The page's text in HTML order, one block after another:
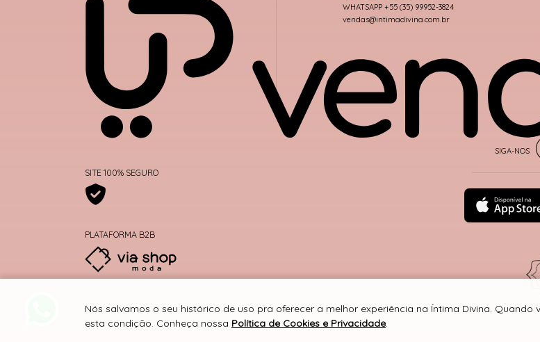
SITE 100% SEGURO
PLATAFORMA B2B
WHATSAPP +55 (35) 99952-3824
vendas@intimadivina.com.br
®
Nós salvamos o seu histórico de uso pra oferecer a melhor experiência na Íntima Divina. Quando
esta condição. Conheça nossa Política de Cookies e Privacidade.